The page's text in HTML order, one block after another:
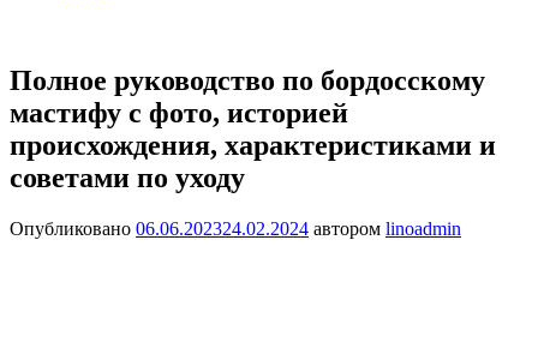
Полное руководство по бордосскому
мастифу с фото, историей
происхождения, характеристиками и
советами по уходу
Опубликовано 06.06.202324.02.2024 автором linoadmin